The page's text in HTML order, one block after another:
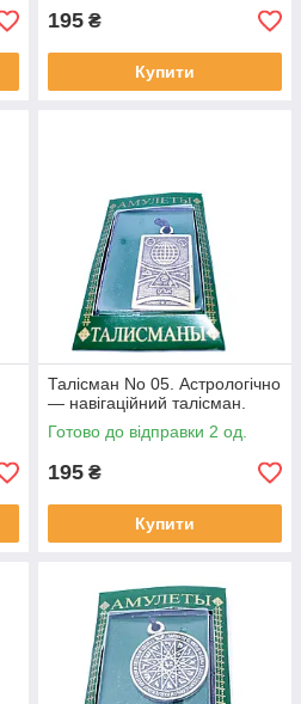
195 ₴
Купити
Талісман No 05. Астрологічно
— навігаційний талісман.
Готово до відправки 2 од.
195 ₴
Купити